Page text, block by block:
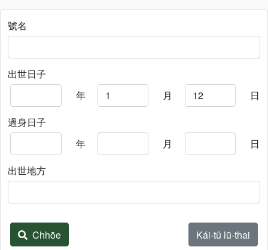
號名
出世日子
年
月
日
過身日子
年
月
日
出世地方
Chhōe Kái-tû lū-thai